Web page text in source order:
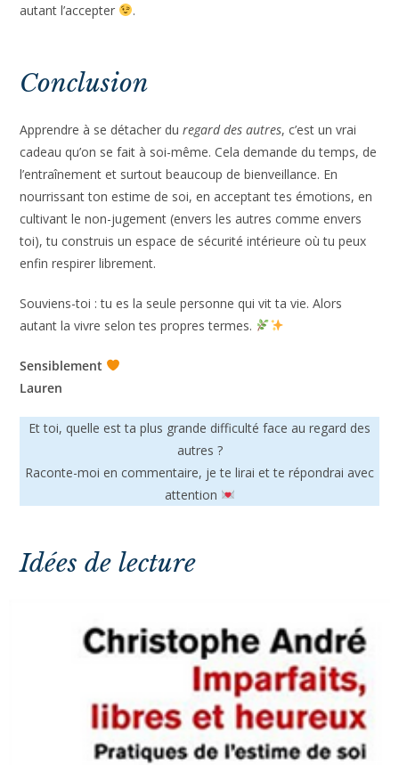
autant l’accepter
.
Conclusion
Apprendre à se détacher duregard des autres, c’est un vrai
cadeau qu’on se fait à soi-même. Cela demande du temps, de
l’entraînement et surtout beaucoup de bienveillance. En
nourrissant ton estime de soi, en acceptant tes émotions, en
cultivant le non-jugement (envers les autres comme envers
toi), tu construis un espace de sécurité intérieure où tu peux
enfin respirer librement.
Souviens-toi : tu es la seule personne qui vit ta vie. Alors
autant la vivre selon tes propres termes.
Sensiblement
Lauren
Et toi, quelle est ta plus grande difficulté face au regard des
autres ?
Raconte-moi en commentaire, je te lirai et te répondrai avec
attention
Idées de lecture